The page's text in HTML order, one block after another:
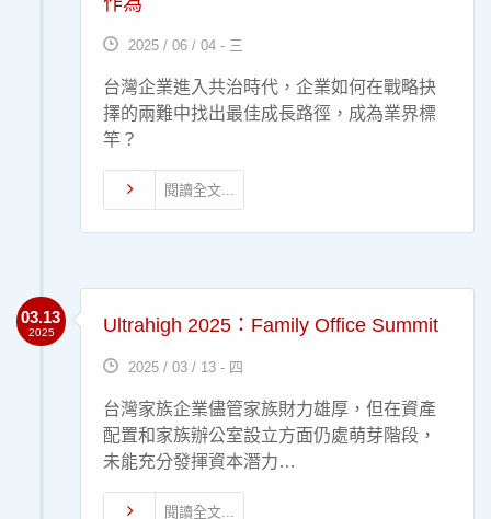
2025 / 06 / 04 - 三
台灣企業進入共治時代，企業如何在戰略抉
擇的兩難中找出最佳成長路徑，成為業界標
竿？
閱讀全文...
03.13
2025 Ultrahigh 2025：Family Office Summit
2025 / 03 / 13 - 四
台灣家族企業儘管家族財力雄厚，但在資產
配置和家族辦公室設立方面仍處萌芽階段，
未能充分發揮資本潛力…
閱讀全文...